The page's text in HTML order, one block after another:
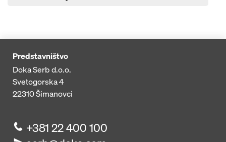
Predstavništvo
Doka Serb d.o.o.
Svetogorska 4
22310Šimanovci
+381 22 400 100